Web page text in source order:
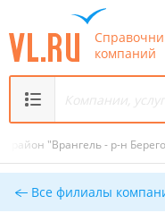
компаний
район "Врангель - р-н
Все филиалы